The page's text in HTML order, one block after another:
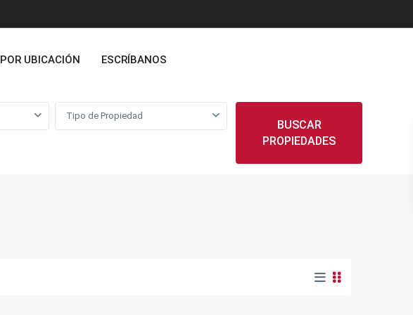
POR UBICACIÓN
ESCRÍBANOS
Tipo de Propiedad
BUSCAR
PROPIEDADES